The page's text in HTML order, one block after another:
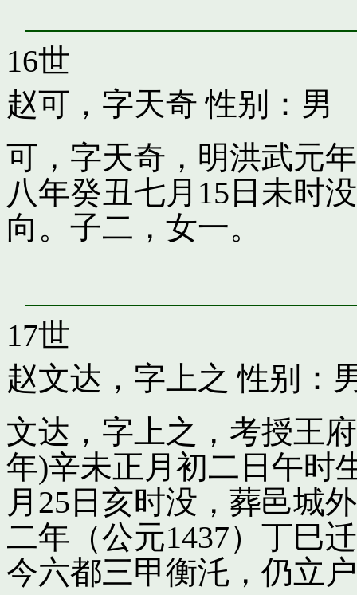
16世
赵可，字天奇 性别：男
可，字天奇，明洪武元
八年癸丑七月15日未时
向。子二，女一。
17世
赵文达，字上之 性别：
文达，字上之，考授王
年)辛未正月初二日午时
月25日亥时没，葬邑城
二年（公元1437）丁巳
今六都三甲衡汑，仍立